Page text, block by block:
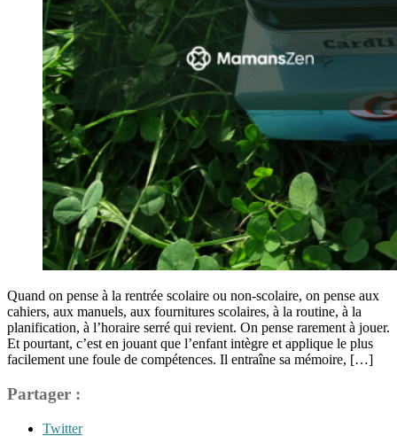
Quand on pense à la rentrée scolaire ou non-scolaire, on pense aux
cahiers, aux manuels, aux fournitures scolaires, à la routine, à la
planification, à l’horaire serré qui revient. On pense rarement à jouer.
Et pourtant, c’est en jouant que l’enfant intègre et applique le plus
facilement une foule de compétences. Il entraîne sa mémoire, […]
Partager :
Twitter